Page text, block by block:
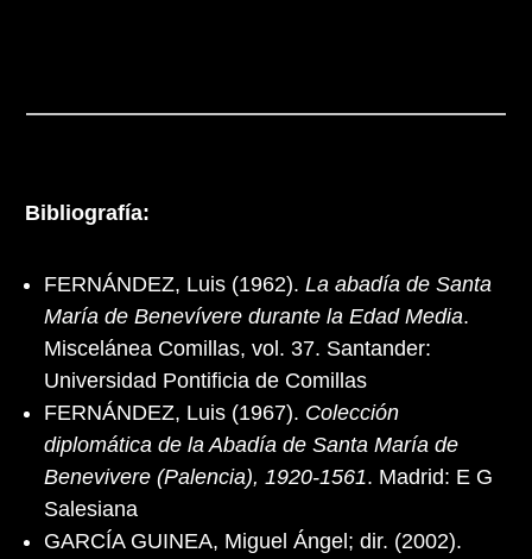
Bibliografía:
FERNÁNDEZ, Luis (1962). La abadía de Santa
María de Benevívere durante la Edad Media.
Miscelánea Comillas, vol. 37. Santander:
Universidad Pontificia de Comillas
FERNÁNDEZ, Luis (1967). Colección
diplomática de la Abadía de Santa María de
Benevivere (Palencia), 1920-1561. Madrid: E G
Salesiana
GARCÍA GUINEA, Miguel Ángel; dir. (2002).